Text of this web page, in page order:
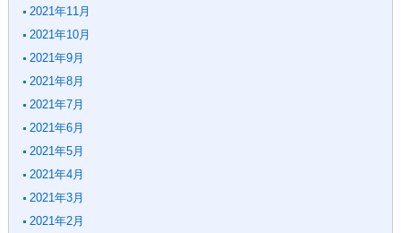
2021年11月
2021年10月
2021年9月
2021年8月
2021年7月
2021年6月
2021年5月
2021年4月
2021年3月
2021年2月